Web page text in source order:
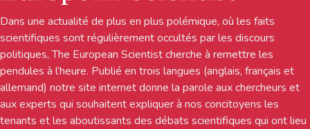
Dans une actualité de plus en plus polémique, où les faits
scientifiques sont régulièrement occultés par les discours
politiques, The European Scientist cherche à remettre les
pendules à l’heure. Publié en trois langues (anglais, français et
allemand) notre site internet donne la parole aux chercheurs et
aux experts qui souhaitent expliquer à nos concitoyens les
tenants et les aboutissants des débats scientifiques qui ont lieu